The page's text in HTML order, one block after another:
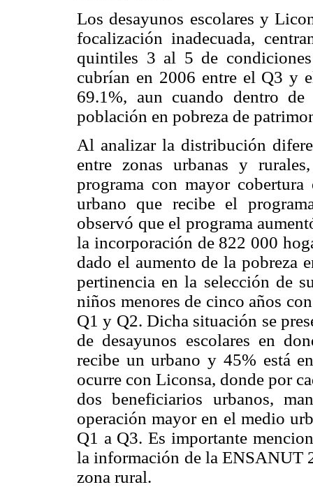
Los desayunos escolares y
focalización inadecuada,
quintiles 3 al 5 de condiciones
cubrían en 2006 entre el Q3 y
69.1%, aun cuando dentro
población en pobreza de
Al analizar la distribución
entre zonas urbanas y
programa con mayor
urbano que recibe el
observó que el programa
la incorporación de 822 000
dado el aumento de la pobreza
pertinencia en la selección de
niños menores de cinco años
Q1 y Q2. Dicha situación se
de desayunos escolares en
recibe un urbano y 45% está
ocurre con Liconsa, donde por
dos beneficiarios urbanos,
operación mayor en el medio
Q1 a Q3. Es importante
la información de la ENSANUT
zona rural.